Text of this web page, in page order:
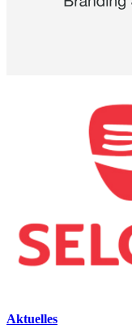
Aktuelles